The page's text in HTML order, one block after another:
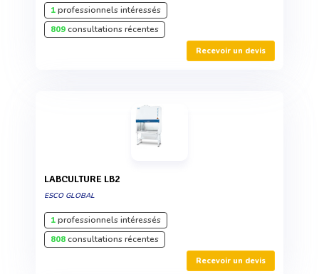
1professionnels intéressés
809consultations récentes
Recevoir un devis
LABCULTURE LB2
ESCO GLOBAL
1professionnels intéressés
808consultations récentes
Recevoir un devis